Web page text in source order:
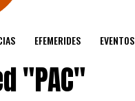
EFEMERIDES EVENTOS
"PAC"